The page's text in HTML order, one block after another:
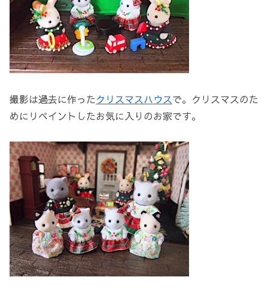
撮影は過去に作ったクリスマスハウスで。クリスマスのた
めにリペイントしたお気に入りのお家です。